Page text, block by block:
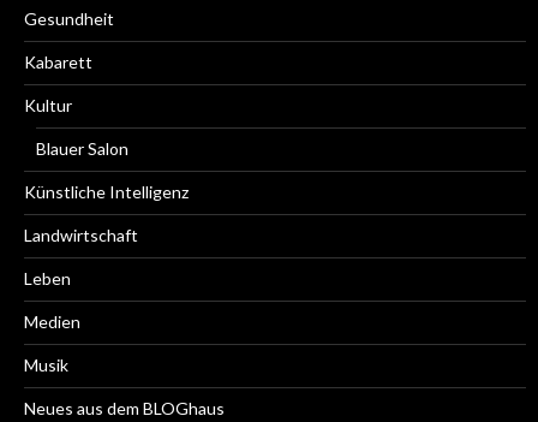
Gesundheit
Kabarett
Kultur
Blauer Salon
Künstliche Intelligenz
Landwirtschaft
Leben
Medien
Musik
Neues aus dem BLOGhaus